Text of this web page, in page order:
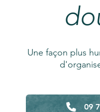
Une façon plus
09